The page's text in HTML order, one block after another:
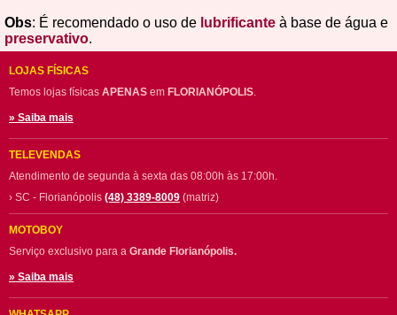
Obs: É recomendado o uso de lubrificante à base de água e
preservativo.
LOJAS FÍSICAS
Temos lojas físicas APENAS em FLORIANÓPOLIS.
» Saiba mais
TELEVENDAS
Atendimento de segunda à sexta das 08:00h às 17:00h.
› SC - Florianópolis (48) 3389-8009 (matriz)
MOTOBOY
Serviço exclusivo para a Grande Florianópolis.
» Saiba mais